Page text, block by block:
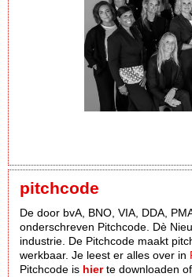
pitchcode
De door bvA, BNO, VIA, DDA,
onderschreven Pitchcode. Dè
industrie. De Pitchcode maakt
werkbaar. Je leest er alles over in
Pitchcode is hierte downloaden